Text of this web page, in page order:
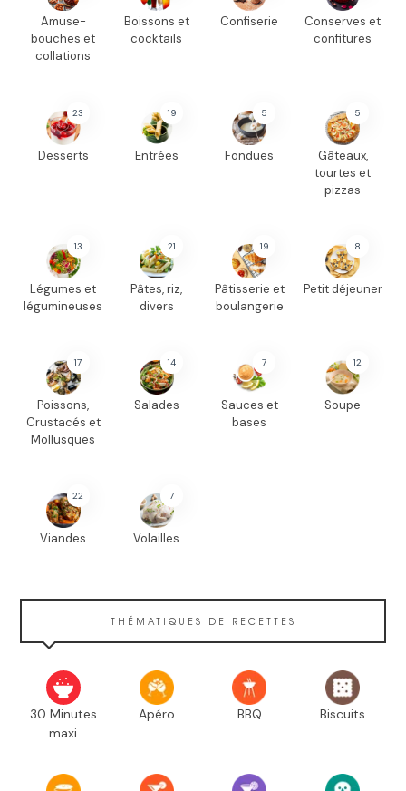
Amuse-
bouches et
collations
Boissons et
cocktails
Confiserie
Conserves et
confitures
23
Desserts
19
Entrées
5
Fondues
5
Gâteaux,
tourtes et
pizzas
13
Légumes et
légumineuses
21
Pâtes, riz,
divers
19
Pâtisserie et
boulangerie
8
Petit déjeuner
17
Poissons,
Crustacés et
Mollusques
14
Salades
7
Sauces et
bases
12
Soupe
22
Viandes
7
Volailles
THÉMATIQUES DE RECETTES
30 Minutes
maxi
Apéro BBQ Biscuits